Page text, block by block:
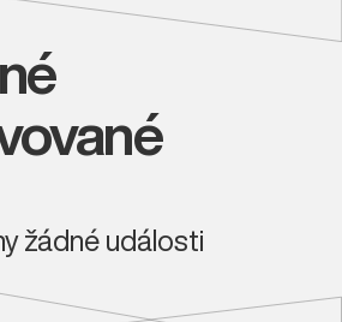
žádné události